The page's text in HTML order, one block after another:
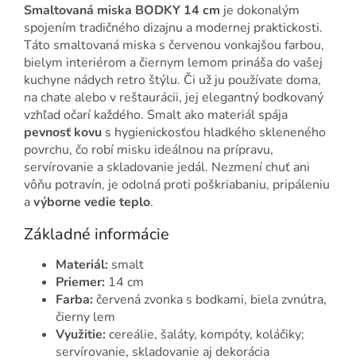
Smaltovaná miska BODKY 14 cm je dokonalým
spojením tradičného dizajnu a modernej praktickosti.
Táto smaltovaná miska s červenou vonkajšou farbou,
bielym interiérom a čiernym lemom prináša do vašej
kuchyne nádych retro štýlu. Či už ju používate doma,
na chate alebo v reštaurácii, jej elegantný bodkovaný
vzhľad očarí každého. Smalt ako materiál spája
pevnosť kovu s hygienickosťou hladkého skleneného
povrchu, čo robí misku ideálnou na prípravu,
servírovanie a skladovanie jedál. Nezmení chuť ani
vôňu potravín, je odolná proti poškriabaniu, pripáleniu
avýborne vedie teplo.
Základné informácie
Materiál: smalt
Priemer: 14 cm
Farba: červená zvonka s bodkami, biela zvnútra,
čierny lem
Využitie: cereálie, šaláty, kompóty, koláčiky;
servírovanie, skladovanie aj dekorácia